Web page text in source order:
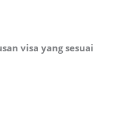
visa yang sesuai